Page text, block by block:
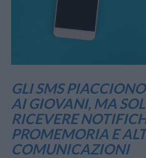
GLI SMS
AI GIOVANI, MA
RICEVERE
PROMEMORIA E
COMUNICAZIONI